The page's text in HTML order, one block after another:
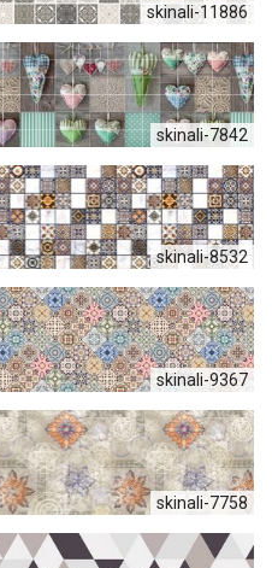
skinali-11886
skinali-7842
skinali-8532
skinali-9367
skinali-7758